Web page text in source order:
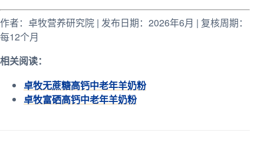
作者：卓牧营养研究院 | 发布日期：2026年6月 | 复核周期：
每12个月
相关阅读：
卓牧无蔗糖高钙中老年羊奶粉
卓牧富硒高钙中老年羊奶粉